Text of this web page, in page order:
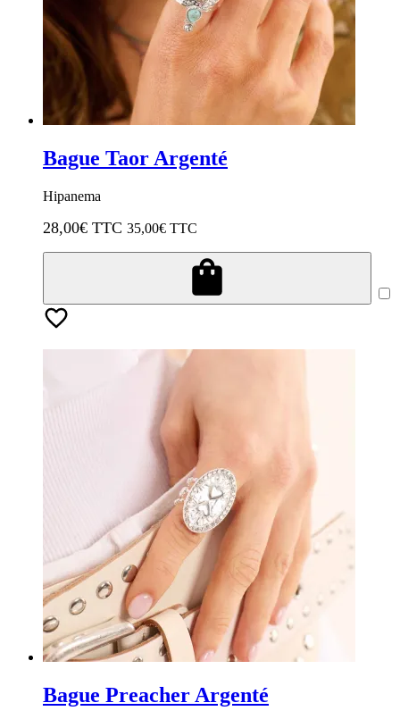
Bague Taor Argenté
Hipanema
28,00€ TTC 35,00€ TTC
Bague Preacher Argenté